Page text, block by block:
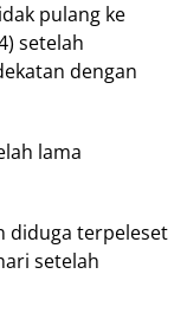
pulang ke
setelah
dengan
lama
diduga terpeleset
setelah